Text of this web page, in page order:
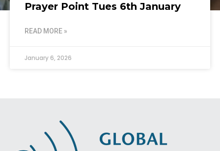
Prayer Point Tues 6th January
READ MORE »
January 6, 2026